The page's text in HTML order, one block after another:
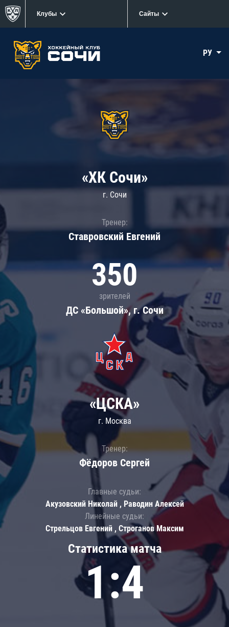
Клубы Сайты
РУ
«ХК Сочи»
г. Сочи
Тренер:
Ставровский Евгений
350
зрителей
ДС «Большой», г. Сочи
Статистика матча
1:4
«ЦСКА»
г. Москва
Тренер:
Фёдоров Сергей
Главные судьи:
Акузовский Николай , Раводин Алексей
Линейные судьи:
Стрельцов Евгений , Строганов Максим